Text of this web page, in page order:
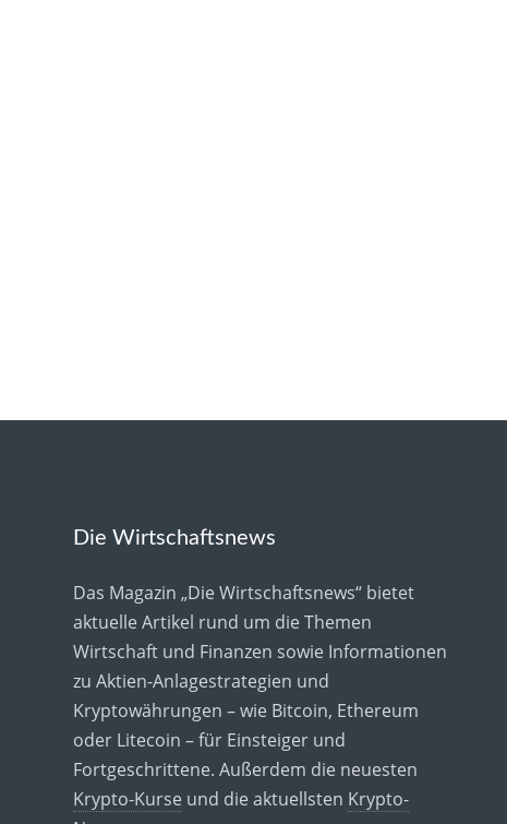
Die Wirtschaftsnews
Das Magazin „Die Wirtschaftsnews“ bietet
aktuelle Artikel rund um die Themen
Wirtschaft und Finanzen sowie Informationen
zu Aktien-Anlagestrategien und
Kryptowährungen – wie Bitcoin, Ethereum
oder Litecoin – für Einsteiger und
Fortgeschrittene. Außerdem die neuesten
Krypto-Kurse und die aktuellsten Krypto-